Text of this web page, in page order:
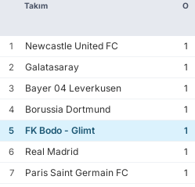
Takım O
1 Newcastle United FC 1
2
Galatasaray 1
3
Bayer 04 Leverkusen 1
4
Borussia Dortmund 1
5
FK Bodo - Glimt 1
6
Real Madrid 1
7
Paris Saint Germain FC 1